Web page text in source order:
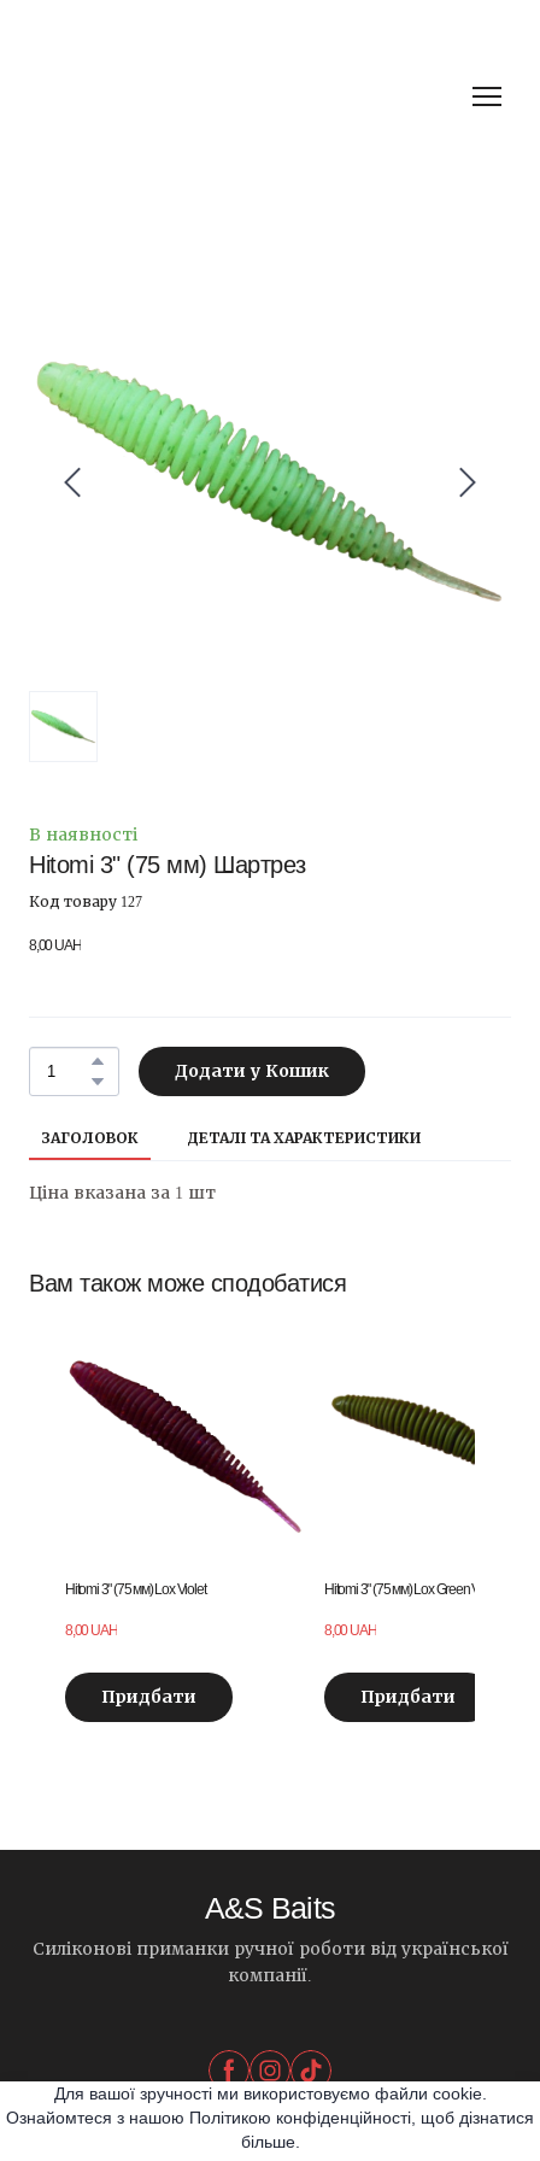
В наявності
Hitomi 3" (75 мм) Шартрез
Код товару 127
8,00 UAH
Додати у Кошик
ЗАГОЛОВОК ДЕТАЛІ ТА ХАРАКТЕРИСТИКИ
Ціна вказана за 1 шт
Вам також може сподобатися
Hitomi 3" (75 мм) Lox Violet
8,00 UAH
Придбати
Hitomi 3" (75 мм) Lox Green Violet
8,00 UAH
Придбати
A&S Baits
Силіконові приманки ручної роботи від української
компанії.
Для вашої зручності ми використовуємо файли cookie.
Ознайомтеся з нашою Політикою конфіденційності, щоб дізнатися
більше.